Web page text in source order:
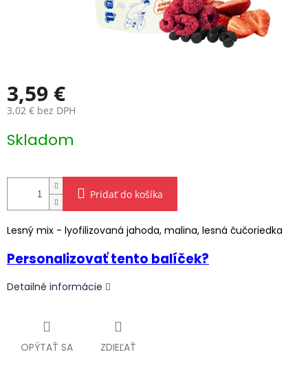
3,59 €
3,02 € bez DPH
cena:
Skladom
Pridať do košíka
Lesný mix - lyofilizovaná jahoda, malina, lesná čučoriedka
Personalizovať tento balíček?
Detailné informácie
OPÝTAŤ SA ZDIEĽAŤ